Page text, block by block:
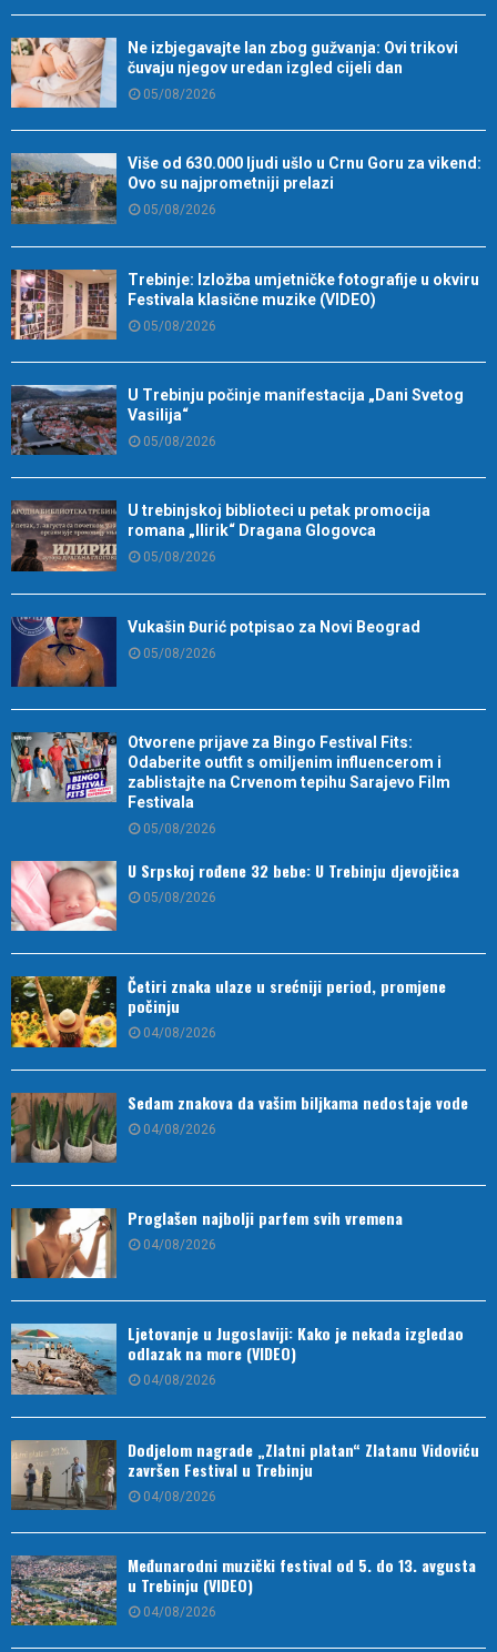
Ne izbjegavajte lan zbog gužvanja: Ovi trikovi
čuvaju njegov uredan izgled cijeli dan
05/08/2026
Više od 630.000 ljudi ušlo u Crnu Goru za vikend:
Ovo su najprometniji prelazi
05/08/2026
Trebinje: Izložba umjetničke fotografije u okviru
Festivala klasične muzike (VIDEO)
05/08/2026
U Trebinju počinje manifestacija „Dani Svetog
Vasilija“
05/08/2026
U trebinjskoj biblioteci u petak promocija
romana „Ilirik“ Dragana Glogovca
05/08/2026
Vukašin Đurić potpisao za Novi Beograd
05/08/2026
Otvorene prijave za Bingo Festival Fits:
Odaberite outfit s omiljenim influencerom i
zablistajte na Crvenom tepihu Sarajevo Film
Festivala
05/08/2026
U Srpskoj rođene 32 bebe: U Trebinju djevojčica
05/08/2026
Četiri znaka ulaze u srećniji period, promjene
počinju
04/08/2026
Sedam znakova da vašim biljkama nedostaje vode
04/08/2026
Proglašen najbolji parfem svih vremena
04/08/2026
Ljetovanje u Jugoslaviji: Kako je nekada izgledao
odlazak na more (VIDEO)
04/08/2026
Dodjelom nagrade „Zlatni platan“ Zlatanu Vidoviću
završen Festival u Trebinju
04/08/2026
Međunarodni muzički festival od 5. do 13. avgusta
u Trebinju (VIDEO)
04/08/2026